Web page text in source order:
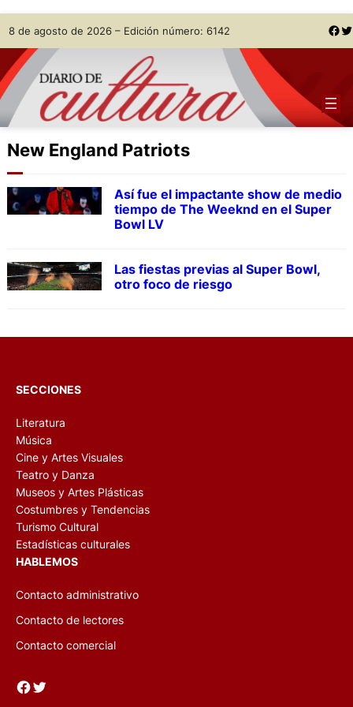
Skip
to
content
8 de agosto de 2026 – Edición número: 6142 Facebook Twitter
New England Patriots
Así fue el impactante show de medio
tiempo de The Weeknd en el Super
Bowl LV
Las fiestas previas al Super Bowl,
otro foco de riesgo
SECCIONES
Literatura
Música
Cine y Artes Visuales
Teatro y Danza
Museos y Artes Plásticas
Costumbres y Tendencias
Turismo Cultural
Estadísticas culturales
HABLEMOS
Contacto administrativo
Contacto de lectores
Contacto comercial
Facebook Twitter